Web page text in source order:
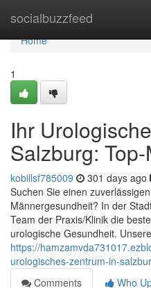
socialbuzzfeed
Home
Home
1
Ihr
Salzburg:
kobillsf785009 301 days ago
Suchen Sie einen
Männergesundheit? In der
Team der Praxis/Klinik die
urologische Gesundheit. Unsere
https://
urologisches-zentrum-in-
Comments
Who